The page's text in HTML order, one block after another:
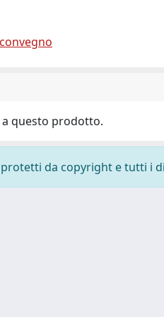
questo prodotto.
da copyright e tutti i